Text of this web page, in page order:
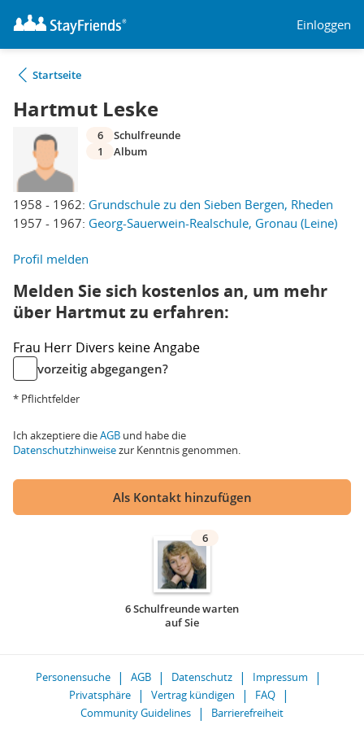
Einloggen
Startseite
Hartmut Leske
1958 - 1962: Grundschule zu den Sieben Bergen, Rheden
1957 - 1967: Georg-Sauerwein-Realschule, Gronau (Leine)
6
Schulfreunde
1
Album
Profil melden
Melden Sie sich kostenlos an, um mehr
über Hartmut zu erfahren:
Frau Herr Divers keine Angabe
vorzeitig abgegangen?
* Pflichtfelder
Ich akzeptiere dieAGB und habe die
Datenschutzhinweisezur Kenntnis genommen.
Als Kontakt hinzufügen
6
6 Schulfreunde warten
auf Sie
Personensuche AGB Datenschutz
Impressum
Privatsphäre
Vertrag kündigen
FAQ
Community Guidelines
Barrierefreiheit